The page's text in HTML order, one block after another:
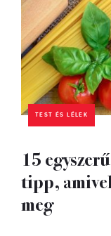
TEST ÉS LÉLEK
15
tipp,
meg